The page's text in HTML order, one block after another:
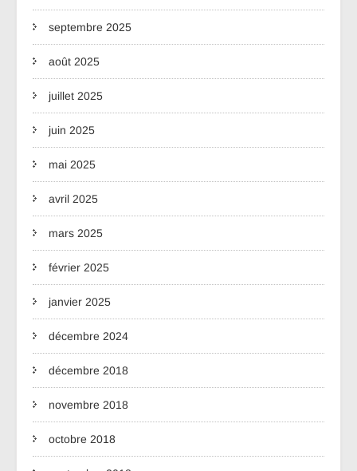
septembre 2025
août 2025
juillet 2025
juin 2025
mai 2025
avril 2025
mars 2025
février 2025
janvier 2025
décembre 2024
décembre 2018
novembre 2018
octobre 2018